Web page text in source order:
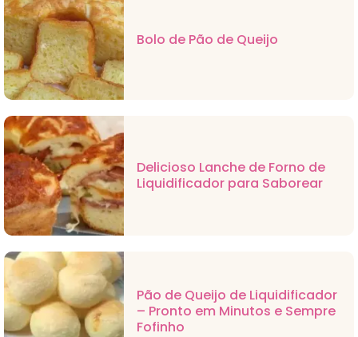
Bolo de Pão de Queijo
Delicioso Lanche de Forno de
Liquidificador para Saborear
Pão de Queijo de Liquidificador
– Pronto em Minutos e Sempre
Fofinho